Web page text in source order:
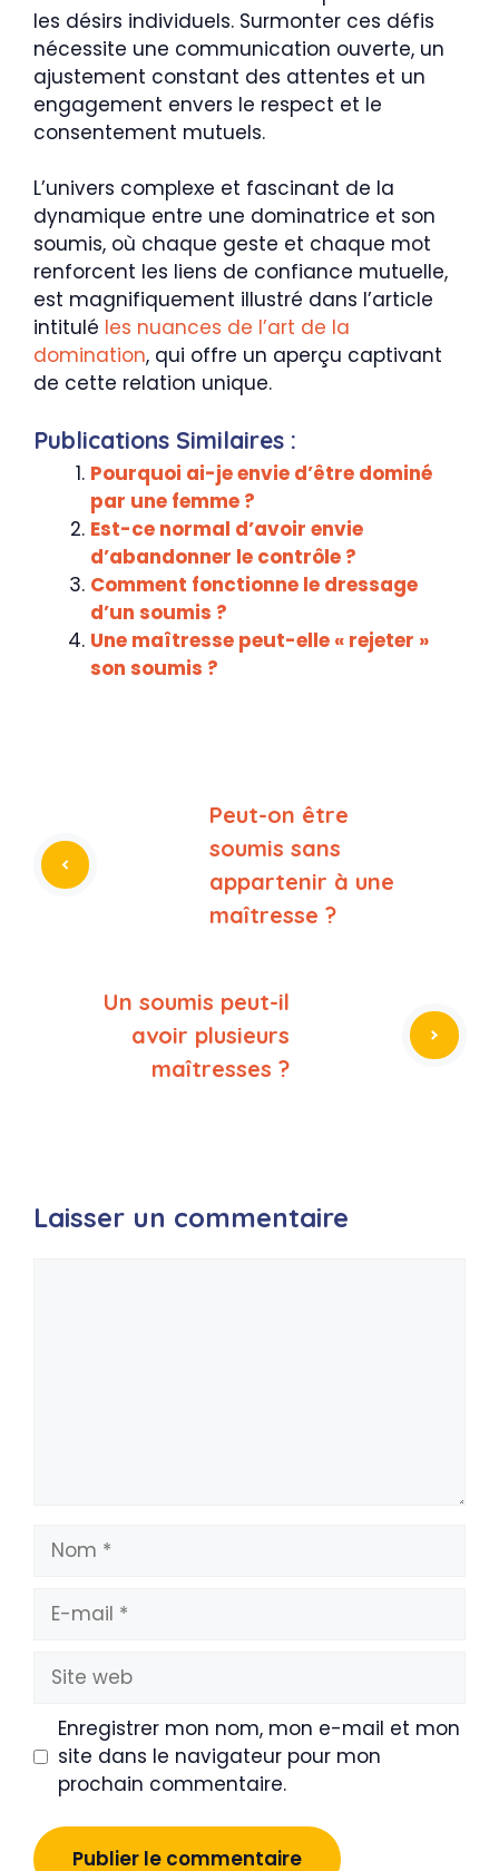
les désirs individuels. Surmonter ces défis
nécessite une communication ouverte, un
ajustement constant des attentes et un
engagement envers le respect et le
consentement mutuels.
L’univers complexe et fascinant de la
dynamique entre une dominatrice et son
soumis, où chaque geste et chaque mot
renforcent les liens de confiance mutuelle,
est magnifiquement illustré dans l’article
intitulé les nuances de l’art de la
domination, qui offre un aperçu captivant
de cette relation unique.
Publications Similaires :
Pourquoi ai-je envie d’être dominé
par une femme ?
Est-ce normal d’avoir envie
d’abandonner le contrôle ?
Comment fonctionne le dressage
d’un soumis ?
Une maîtresse peut-elle « rejeter »
son soumis ?
Peut-on être
soumis sans
appartenir à une
maîtresse ?
Un soumis peut-il
avoir plusieurs
maîtresses ?
Laisser un commentaire
Nom
mail
Site
web
Enregistrer mon nom, mon e-mail et mon
site dans le navigateur pour mon
prochain commentaire.